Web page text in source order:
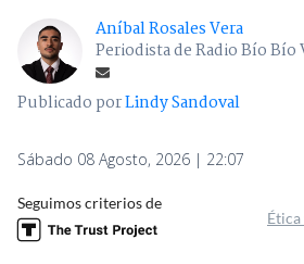
Aníbal Rosales Vera
Periodista de Radio Bío Bío
Publicado porLindy Sandoval
Sábado 08 Agosto, 2026 | 22:07
Seguimos criterios de
Ética